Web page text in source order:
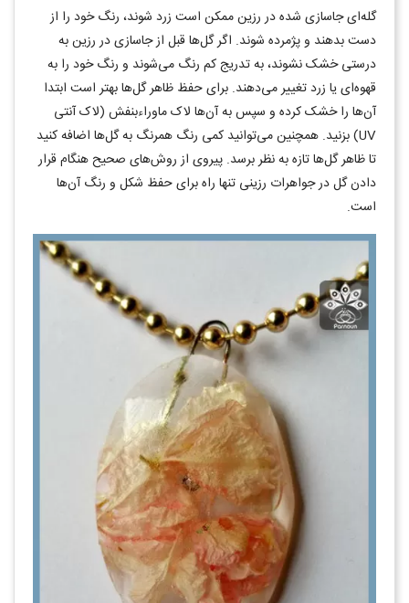
گله‌ای جاسازی شده در رزین ممکن است زرد شوند، رنگ خود را از
دست بدهند و پژمرده شوند. اگر گل‌ها قبل از جاسازی در رزین به
درستی خشک نشوند، به تدریج کم رنگ می‌شوند و رنگ خود را به
قهوه‌ای یا زرد تغییر می‌دهند. برای حفظ ظاهر گل‌ها بهتر است ابتدا
آن‌ها را خشک کرده و سپس به آن‌ها لاک ماوراءبنفش (لاک آنتی
UV) بزنید. همچنین می‌توانید کمی رنگ همرنگ به گل‌ها اضافه کنید
تا ظاهر گل‌ها تازه به نظر برسد. پیروی از روش‌های صحیح هنگام قرار
دادن گل در جواهرات رزینی تنها راه برای حفظ شکل و رنگ آن‌ها
است.